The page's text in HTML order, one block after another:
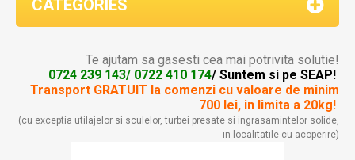
CATEGORIES
Te ajutam sa gasesti cea mai potrivita solutie!
0724 239 143/ 0722 410 174/ Suntem si pe SEAP!
Transport GRATUIT la comenzi cu valoare de minim
700 lei, in limita a 20kg!
(cu exceptia utilajelor si sculelor, turbei presate si ingrasamintelor solide,
in localitatile cu acoperire)